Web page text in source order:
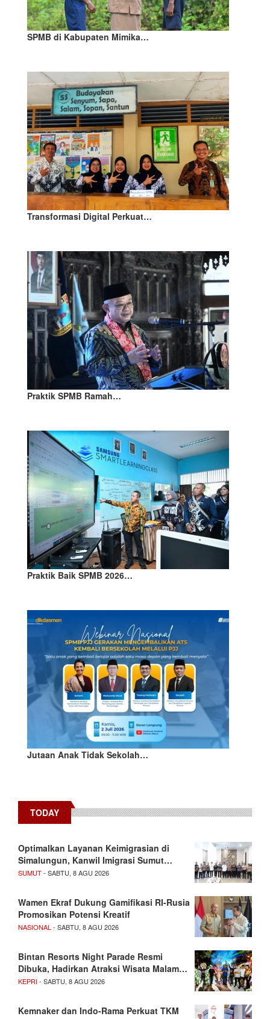
SPMB di Kabupaten Mimika…
Transformasi Digital Perkuat…
Praktik SPMB Ramah…
Praktik Baik SPMB 2026…
Jutaan Anak Tidak Sekolah…
TODAY
Optimalkan Layanan Keimigrasian di
Simalungun, Kanwil Imigrasi Sumut…
SUMUT- SABTU, 8 AGU 2026
Wamen Ekraf Dukung Gamifikasi RI-Rusia
Promosikan Potensi Kreatif
NASIONAL- SABTU, 8 AGU 2026
Bintan Resorts Night Parade Resmi
Dibuka, Hadirkan Atraksi Wisata Malam…
KEPRI- SABTU, 8 AGU 2026
Kemnaker dan Indo-Rama Perkuat TKM